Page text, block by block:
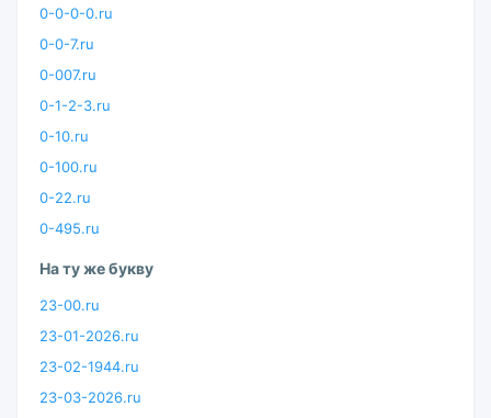
0-0-0-0.ru
0-0-7.ru
0-007.ru
0-1-2-3.ru
0-10.ru
0-100.ru
0-22.ru
0-495.ru
На ту же букву
23-00.ru
23-01-2026.ru
23-02-1944.ru
23-03-2026.ru